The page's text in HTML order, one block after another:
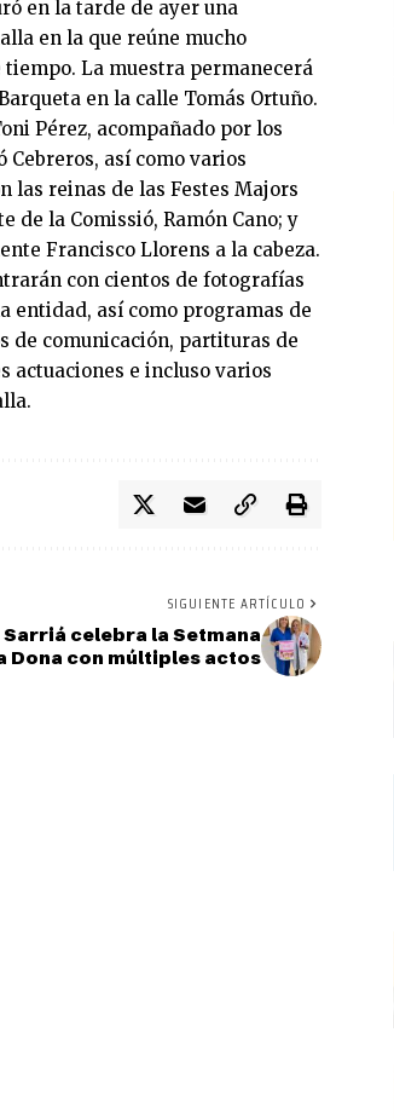
en la tarde de ayer una
en la que reúne mucho
La muestra permanecerá
en la calle Tomás Ortuño.
Pérez, acompañado por los
Cebreros, así como varios
las reinas de las Festes Majors
de la Comissió, Ramón Cano; y
Francisco Llorens a la cabeza.
con cientos de fotografías
entidad, así como programas de
de comunicación, partituras de
actuaciones e incluso varios
SIGUIENTE ARTÍCULO
Sarriá celebra la Setmana
Dona con múltiples actos